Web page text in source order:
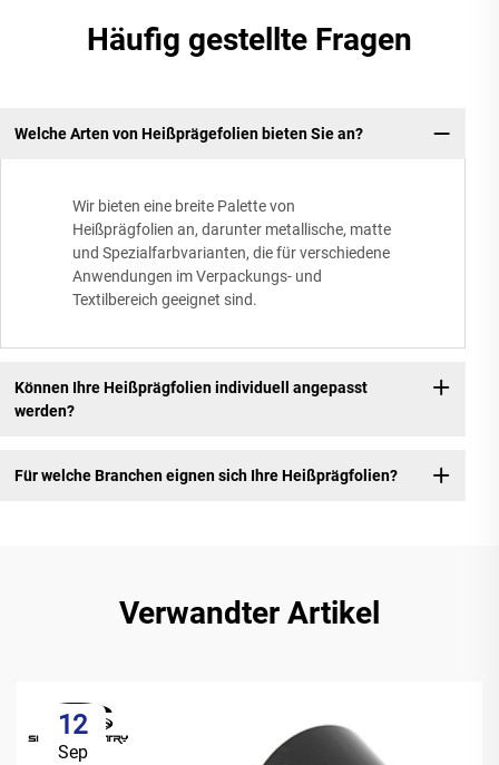
Häufig gestellte Fragen
Welche Arten von Heißprägefolien bieten Sie an?
Wir bieten eine breite Palette von
Heißprägfolien an, darunter metallische, matte
und Spezialfarbvarianten, die für verschiedene
Anwendungen im Verpackungs- und
Textilbereich geeignet sind.
Können Ihre Heißprägfolien individuell angepasst
werden?
Für welche Branchen eignen sich Ihre Heißprägfolien?
Verwandter Artikel
12
Sep